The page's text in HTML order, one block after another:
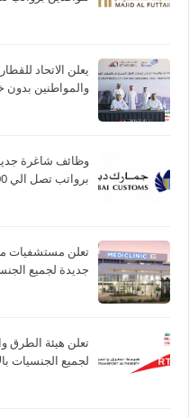
يعلن الاتحاد
والمواطنين بدون
وظائف شاغرة
برواتب تصل الي 10،000 درهم في الامارات
تعلن مستشفيات
جديدة لجميع
تعلن هيئة الطرق
لجميع الجنسيات